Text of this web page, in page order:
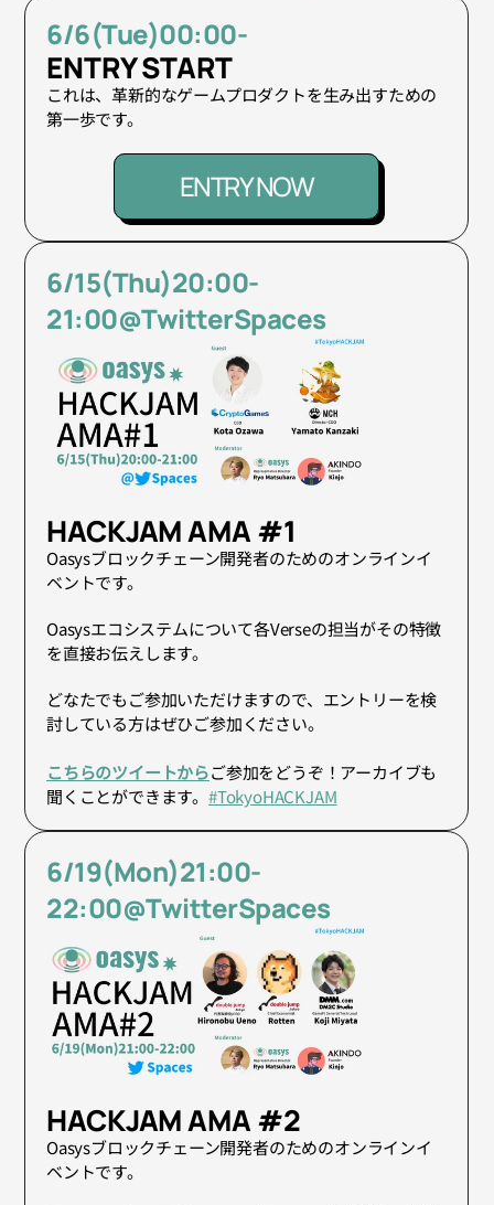
6/6(Tue)00:00-
ENTRY START
これは、革新的なゲームプロダクトを生み出すための
第一歩です。
ENTRY NOW
6/15(Thu)20:00-
21:00@TwitterSpaces
HACKJAM AMA #1
Oasysブロックチェーン開発者のためのオンラインイ
ベントです。
Oasysエコシステムについて各Verseの担当がその特徴
を直接お伝えします。
どなたでもご参加いただけますので、エントリーを検
討している方はぜひご参加ください。
こちらのツイートからご参加をどうぞ！アーカイブも
聞くことができます。#TokyoHACKJAM
6/19(Mon)21:00-
22:00@TwitterSpaces
HACKJAM AMA #2
Oasysブロックチェーン開発者のためのオンラインイ
ベントです。